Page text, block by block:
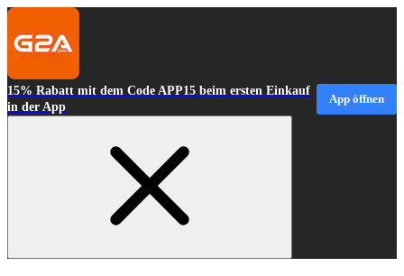
15% Rabatt mit dem Code APP15 beim ersten Einkauf
in der App
App öffnen